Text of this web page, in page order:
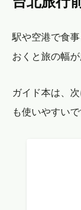
駅や空港で食
おくと旅の幅が
ガイド本は、
も使いやすいで